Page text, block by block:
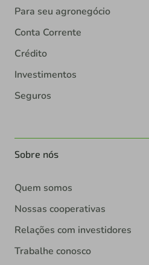
Para seu agronegócio
Conta Corrente
Crédito
Investimentos
Seguros
Sobre nós
Quem somos
Nossas cooperativas
Relações com investidores
Trabalhe conosco